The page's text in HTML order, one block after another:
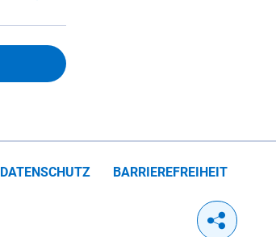
DATENSCHUTZ BARRIEREFREIHEIT